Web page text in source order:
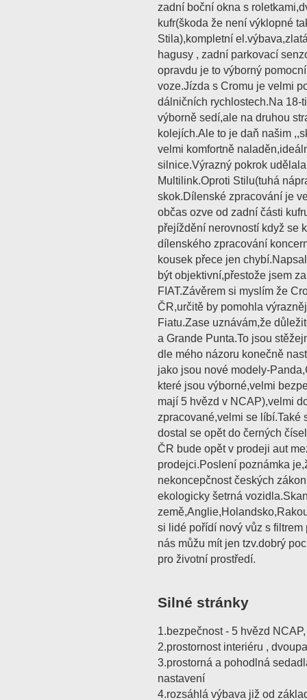
zadní boční okna s
kufr(škoda že není výklopné
Stila),kompletní
hagusy , zadní parkovací
opravdu je to výborný
voze.Jízda s Cromu je velmi
dálničních rychlostech.Na 18-
výborně sedí,ale na druhou
kolejích.Ale to je daň našim
velmi komfortně
silnice.Výrazný pokrok
Multilink.Oproti Stilu(tuhá
skok.Dílenské zpracování je
občas ozve od zadní části
přejíždění nerovností když se
dílenského zpracování
kousek přece jen
být objektivní,přestože jsem
FIAT.Závěrem si myslím že
ČR,určitě by pomohla
Fiatu.Zase uznávám,že
a Grande Punta.To jsou
dle mého názoru konečně
jako jsou nové modely-
které jsou výborné,velmi
mají 5 hvězd v NCAP),velmi
zpracované,velmi se líbí.Také
dostal se opět do černých
ČR bude opět v prodeji aut
prodejci.Poslení poznámka
nekoncepčnost českých
ekologicky šetrná
si lidé pořídí nový vůz s
nás můžu mít jen tzv.dobrý
pro životní prostředí.
Silné stránky
1.bezpečnost - 5 hvězd
2.prostornost interiéru ,
3.prostorná a pohodlná
nastavení
4.rozsáhlá výbava již od